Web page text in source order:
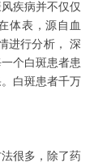
疾病并不仅仅
体表，源自血
进行分析， 深
个白斑患者患
白斑患者千万
很多，除了药